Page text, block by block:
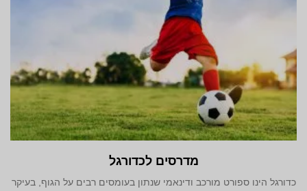
מדרסים לכדורגל
כדורגל הינו ספורט מורכב ודינאמי שנתון בעומסים רבים על הגוף, בעיקר